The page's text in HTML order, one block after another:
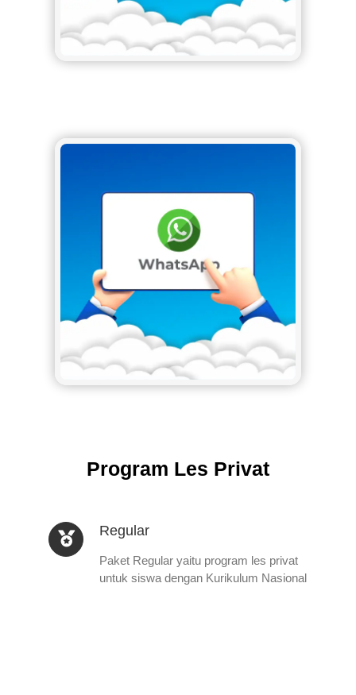
Program Les Privat
Regular
Paket Regular yaitu program les privat
untuk siswa dengan Kurikulum Nasional